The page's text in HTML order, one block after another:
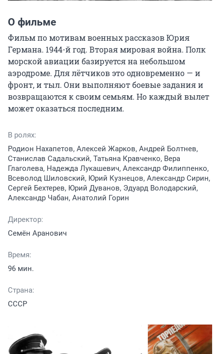
О фильме
Фильм по мотивам военных рассказов Юрия
Германа. 1944-й год. Вторая мировая война. Полк
морской авиации базируется на небольшом
аэродроме. Для лётчиков это одновременно — и
фронт, и тыл. Они выполняют боевые задания и
возвращаются к своим семьям. Но каждый вылет
может оказаться последним.
В ролях:
Родион Нахапетов, Алексей Жарков, Андрей Болтнев,
Станислав Садальский, Татьяна Кравченко, Вера
Глаголева, Надежда Лукашевич, Александр Филиппенко,
Всеволод Шиловский, Юрий Кузнецов, Александр Сирин,
Сергей Бехтерев, Юрий Дуванов, Эдуард Володарский,
Александр Чабан, Анатолий Горин
Директор:
Семён Аранович
Время:
96 мин.
Страна:
СССР